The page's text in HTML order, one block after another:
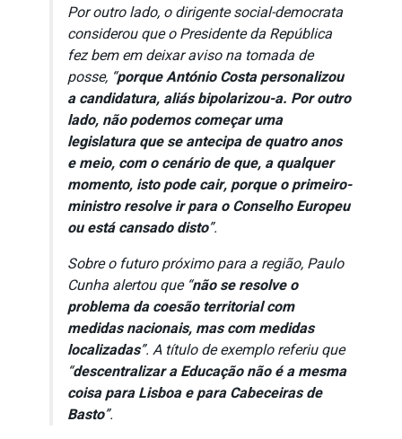
Por outro lado, o dirigente social-democrata
considerou que o Presidente da República
fez bem em deixar aviso na tomada de
posse, “porque António Costa personalizou
a candidatura, aliás bipolarizou-a. Por outro
lado, não podemos começar uma
legislatura que se antecipa de quatro anos
e meio, com o cenário de que, a qualquer
momento, isto pode cair, porque o primeiro-
ministro resolve ir para o Conselho Europeu
ou está cansado disto”.
Sobre o futuro próximo para a região, Paulo
Cunha alertou que “não se resolve o
problema da coesão territorial com
medidas nacionais, mas com medidas
localizadas”. A título de exemplo referiu que
“descentralizar a Educação não é a mesma
coisa para Lisboa e para Cabeceiras de
Basto”.